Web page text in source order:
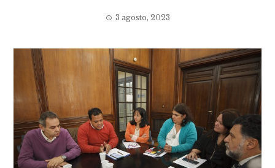
3 agosto, 2023